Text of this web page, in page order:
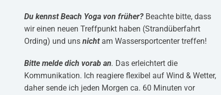
Du kennst Beach Yoga von früher? Beachte bitte, dass
wir einen neuen Treffpunkt haben (Strandüberfahrt
Ording) und unsnichtam Wassersportcenter treffen!
Bitte melde dich vorab an. Das erleichtert die
Kommunikation. Ich reagiere flexibel auf Wind & Wetter,
daher sende ich jeden Morgen ca. 60 Minuten vor